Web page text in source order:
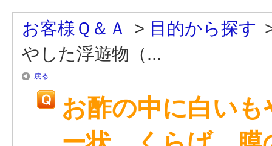
お客様Ｑ＆Ａ > 目的から探す
やした浮遊物（...
戻る
お酢の中に白い